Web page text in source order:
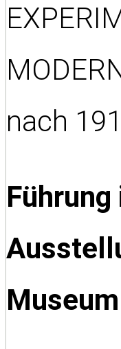
nach
Führung
Museum